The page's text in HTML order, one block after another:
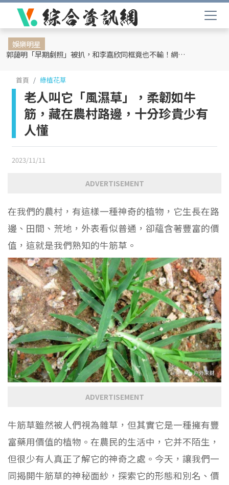
娛樂明星
郭藹明「早期劇照」被扒，和李嘉欣同框竟也不輸！網友：難怪劉青云這麼愛她
首頁 綠植花草
老人叫它「風濕草」，柔韌如牛
筋，藏在農村路邊，十分珍貴少有
人懂
2023/11/11
ADVERTISEMENT
在我們的農村，有這樣一種神奇的植物，它生長在路
邊、田間、荒地，外表看似普通，卻蘊含著豐富的價
值，這就是我們熟知的牛筋草。
ADVERTISEMENT
牛筋草雖然被人們視為雜草，但其實它是一種擁有豐
富藥用價值的植物。在農民的生活中，它并不陌生，
但很少有人真正了解它的神奇之處。今天，讓我們一
同揭開牛筋草的神秘面紗，探索它的形態和別名、價